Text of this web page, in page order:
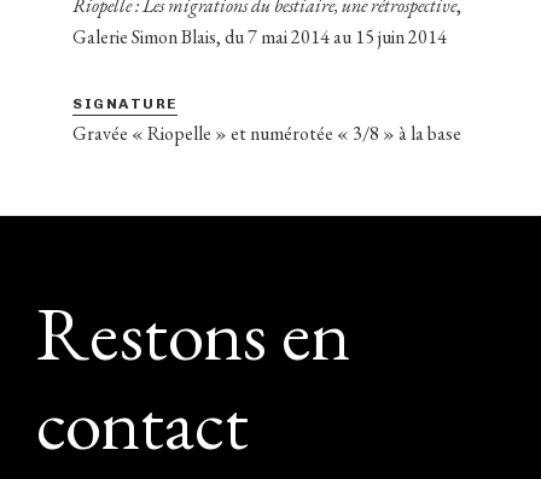
Galerie Simon Blais, du 7 mai 2014 au 15 juin 2014
SIGNATURE
Gravée « Riopelle » et numérotée « 3/8 » à la base
Footer
Restons en
contact